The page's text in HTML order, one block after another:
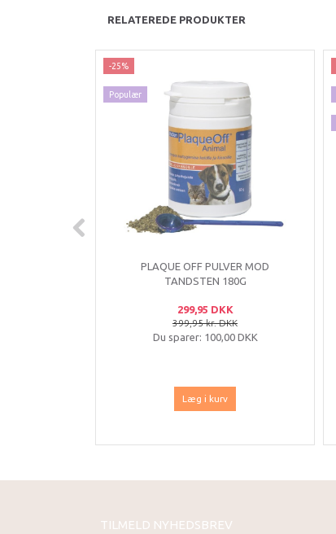
RELATEREDE PRODUKTER
-25%
Populær
PLAQUE OFF PULVER MOD
TANDSTEN 180G
299,95 DKK
399,95 kr. DKK
Du sparer: 100,00 DKK
Læg i kurv
TILMELD NYHEDSBREV